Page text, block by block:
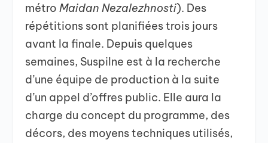
métroMaidan Nezalezhnosti). Des
répétitions sont planifiées trois jours
avant la finale. Depuis quelques
semaines, Suspilne est à la recherche
d’une équipe de production à la suite
d’un appel d’offres public. Elle aura la
charge du concept du programme, des
décors, des moyens techniques utilisés,